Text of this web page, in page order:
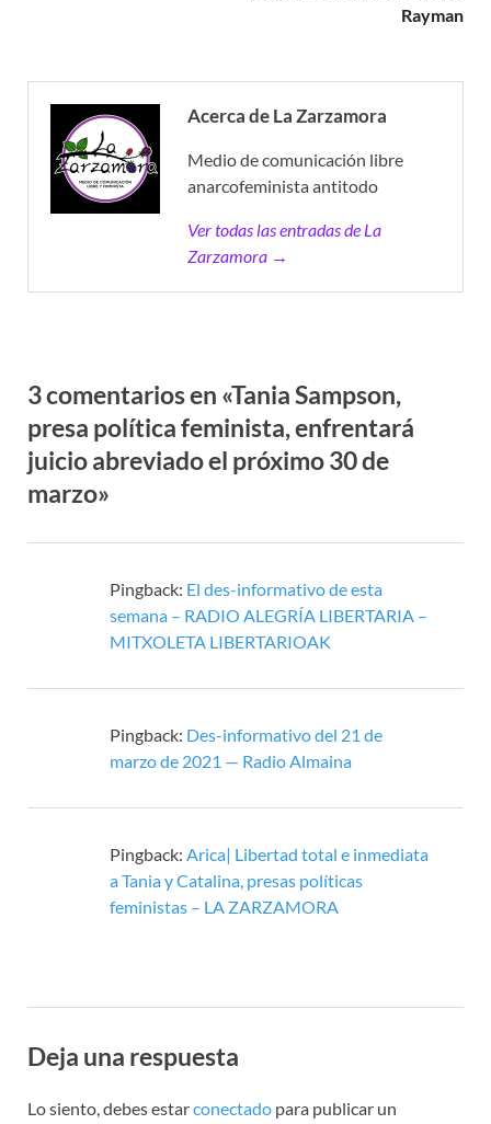
Rayman
Acerca de La Zarzamora
Medio de comunicación libre
anarcofeminista antitodo
Ver todas las entradas de La
Zarzamora →
3 comentarios en «Tania Sampson,
presa política feminista, enfrentará
juicio abreviado el próximo 30 de
marzo»
Pingback: El des-informativo de esta
semana – RADIO ALEGRÍA LIBERTARIA –
MITXOLETA LIBERTARIOAK
Pingback: Des-informativo del 21 de
marzo de 2021 — Radio Almaina
Pingback: Arica| Libertad total e inmediata
a Tania y Catalina, presas políticas
feministas – LA ZARZAMORA
Deja una respuesta
Lo siento, debes estarconectado para publicar un